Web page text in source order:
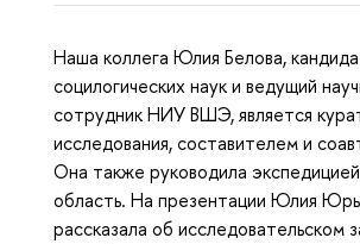
Наша коллега Юлия Белова,
социлогических наук и ведущий
сотрудник НИУ ВШЭ, является
исследования, составителем и
Она также руководила
область. На презентации Юлия
рассказала об исследовательском